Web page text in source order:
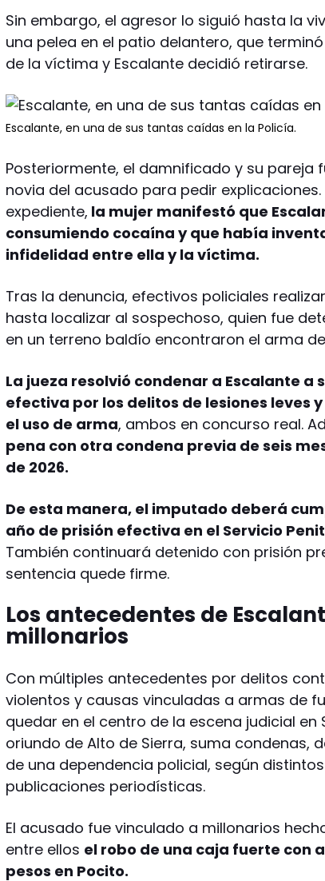
Sin embargo, el agresor lo siguió hasta la
una pelea en el patio delantero, que
de la víctima y Escalante decidió retirarse.
Escalante, en una de sus tantas caídas en la Policía.
Posteriormente, el damnificado y su pareja
novia del acusado para pedir
expediente, la mujer manifestó que
consumiendo cocaína y que había
infidelidad entre ella y la víctima.
Tras la denuncia, efectivos policiales
hasta localizar al sospechoso, quien fue
en un terreno baldío encontraron el arma
La jueza resolvió condenar a Escalante a
efectiva por los delitos de lesiones leves
el uso de arma, ambos en concurso real.
pena con otra condena previa de seis
de 2026.
De esta manera, el imputado deberá
año de prisión efectiva en el Servicio
También continuará detenido con prisión
sentencia quede firme.
Los antecedentes de
millonarios
Con múltiples antecedentes por delitos
violentos y causas vinculadas a armas de
quedar en el centro de la escena judicial en
oriundo de Alto de Sierra, suma condenas,
de una dependencia policial, según
publicaciones periodísticas.
El acusado fue vinculado a millonarios
entre ellos el robo de una caja fuerte con
pesos en Pocito.